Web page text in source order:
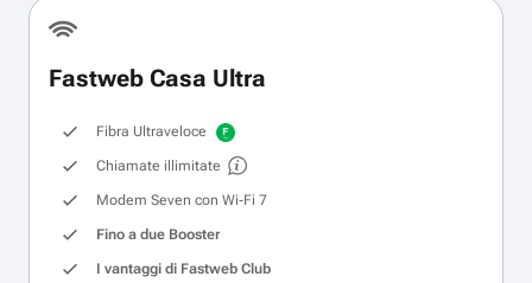
Fastweb Casa Ultra
Fibra Ultraveloce
Chiamate illimitate
Modem Seven con Wi‑Fi 7
Fino a due Booster
I vantaggi di Fastweb Club